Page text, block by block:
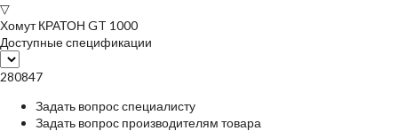
▽
Хомут КРАТОН GT 1000
Доступные спецификации
280847
Задать вопрос специалисту
Задать вопрос производителям товара